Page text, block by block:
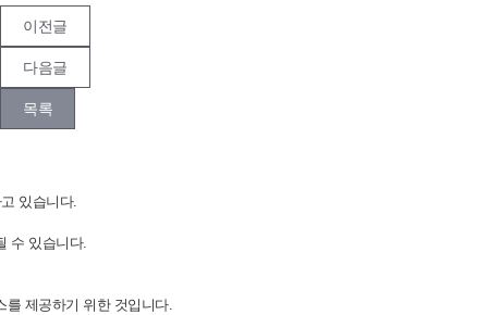
이전글
다음글
목록
있습니다.
수 있습니다.
를 제공하기 위한 것입니다.